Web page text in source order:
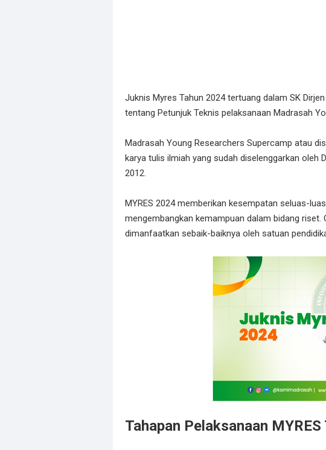
Juknis Myres Tahun 2024 tertuang dalam SK
tentang Petunjuk Teknis pelaksanaan Madrasah
Madrasah Young Researchers Supercamp atau
karya tulis ilmiah yang sudah diselenggarkan oleh
2012.
MYRES 2024 memberikan kesempatan seluas-
mengembangkan kemampuan dalam bidang riset.
dimanfaatkan sebaik-baiknya oleh satuan
Tahapan Pelaksanaan